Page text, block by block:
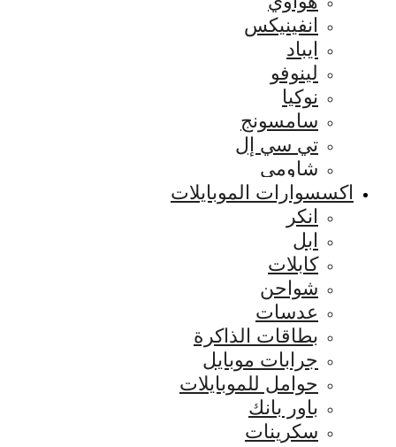
انفينيكس
ايباد
لينوفو
نوكيا
سامسونج
تي سي إل
شاومي
اكسسوارات الموبايلات
انكر
ابل
كابلات
شواحن
عدسات
بطاقات الذاكرة
جرابات موبايل
حوامل للموبايلات
باور بانك
سكرينات